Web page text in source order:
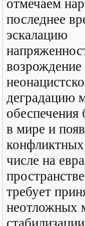
отмечаем
последнее
эскалацию
возрождение
деградацию
обеспечения
в мире и
числе на
требует
неотложных